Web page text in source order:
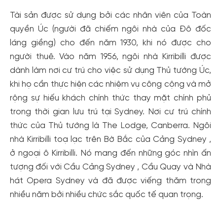
Tài sản được sử dụng bởi các nhân viên của Toàn
quyền Úc (người đã chiếm ngôi nhà của Đô đốc
láng giềng) cho đến năm 1930, khi nó được cho
người thuê. Vào năm 1956, ngôi nhà Kirribilli được
dành làm nơi cư trú cho việc sử dụng Thủ tướng Úc,
khi họ cần thực hiện các nhiệm vụ công cộng và mở
rộng sự hiếu khách chính thức thay mặt chính phủ
trong thời gian lưu trú tại Sydney. Nơi cư trú chính
thức của Thủ tướng là The Lodge, Canberra. Ngôi
nhà Kirribilli toạ lạc trên Bờ Bắc của Cảng Sydney ,
ở ngoại ô Kirribilli. Nó mang đến những góc nhìn ấn
tượng đối với Cầu Cảng Sydney , Cầu Quay và Nhà
hát Opera Sydney và đã được viếng thăm trong
nhiều năm bởi nhiều chức sắc quốc tế quan trọng.
đãi!
Tạo tài khoản để có thểnhận ngay các ưu đãihấp dẫn
dành cho thành viên đến từ các đối tác của Gody.vn dành
Đăng ký
Hoặc đăng nhập bằng
Đăng nhập Facebook
Đăng nhập Google